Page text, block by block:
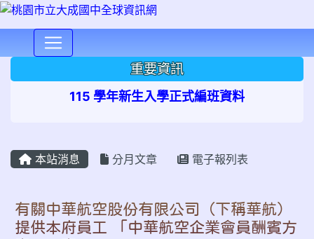
重要資訊
115 學年新生入學正式編班資料
本站消息 分月文章 電子報列表
有關中華航空股份有限公司（下稱華航）
提供本府員工 「中華航空企業會員酬賓方